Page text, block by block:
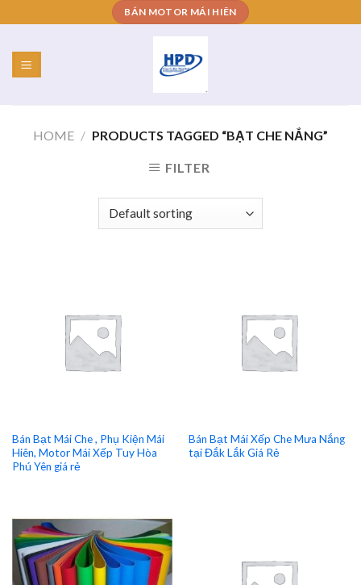
to
content
BÁN MOTOR MÁI HIÊN
HOME / PRODUCTS TAGGED “BẠT CHE NẮNG”
FILTER
Bán Bạt Mái Che , Phụ Kiện Mái
Hiên, Motor Mái Xếp Tuy Hòa
Phú Yên giá rẻ
Bán Bạt Mái Xếp Che Mưa Nắng
tại Đắk Lắk Giá Rẻ